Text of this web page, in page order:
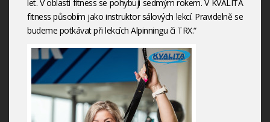
let. V oblasti fitness se pohybuji sedmým rokem. V KVALITA
fitness působím jako instruktor sálových lekcí. Pravidelně se
budeme potkávat při lekcích Alpinningu či TRX.“